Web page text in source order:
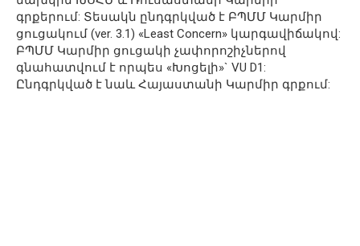
գրքերում: Տեսակն ընդգրկված է ԲՊՄՄ Կարմիր
ցուցակում (ver. 3.1) «Least Concern» կարգավիճակով:
ԲՊՄՄ Կարմիր ցուցակի չափորոշիչներով
գնահատվում է որպես «Խոցելի»` VU D1:
Ընդգրկված է նաև Հայաստանի Կարմիր գրքում: